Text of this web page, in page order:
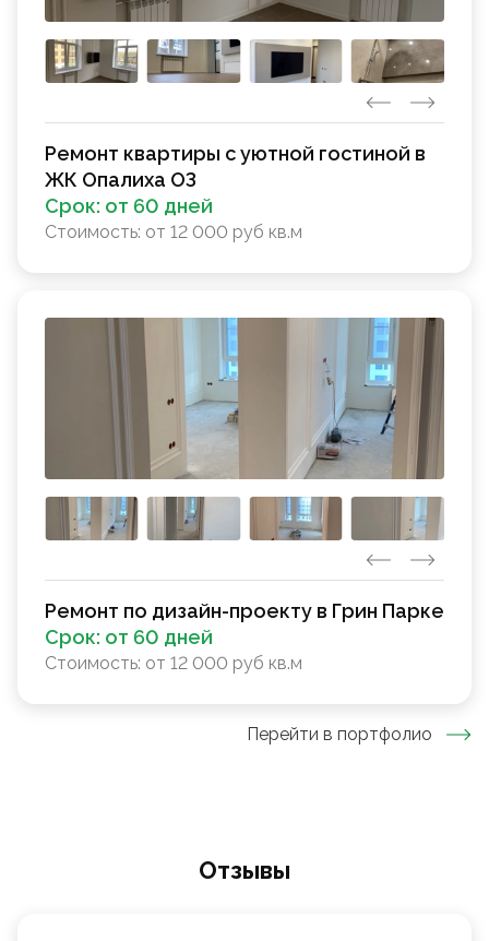
Ремонт квартиры с уютной гостиной в
ЖК Опалиха ОЗ
Срок: от 60 дней
Стоимость: от 12 000 руб кв.м
Ремонт по дизайн-проекту в Грин Парке
Срок: от 60 дней
Стоимость: от 12 000 руб кв.м
Перейти в портфолио
Oтзывы